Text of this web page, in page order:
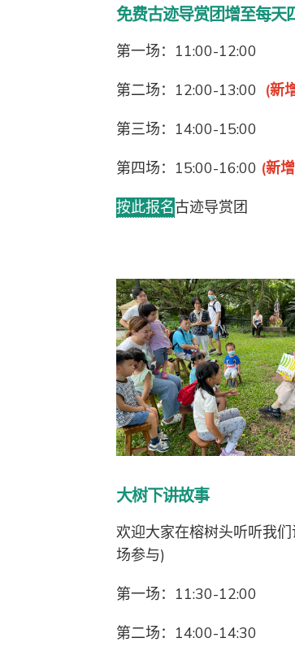
免费古迹导赏团增至每天
第一场：11:00-12:00
第二场：12:00-13:00 (新
第三场：14:00-15:00
第四场：15:00-16:00 (新
按此报名古迹导赏团
大树下讲故事
欢迎大家在榕树头听听我
场参与)
第一场：11:30-12:00
第二场：14:00-14:30